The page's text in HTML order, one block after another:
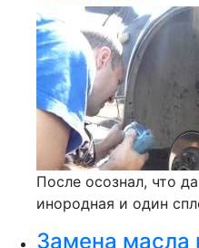
После осознал, что
инородная и один
Замена масла